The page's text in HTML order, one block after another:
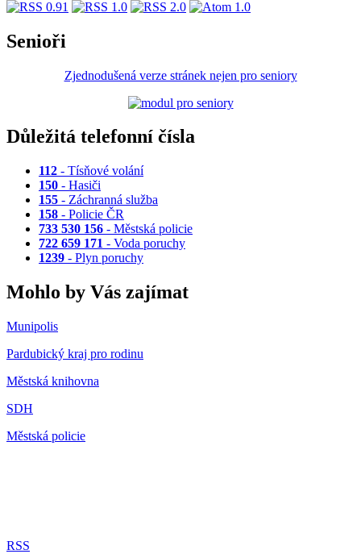
Senioři
Zjednodušená verze stránek nejen pro seniory
Důležitá telefonní čísla
112 - Tísňové volání
150 - Hasiči
155 - Záchranná služba
158 - Policie ČR
733 530 156 - Městská policie
722 659 171 - Voda poruchy
1239 - Plyn poruchy
Mohlo by Vás zajímat
Munipolis
Pardubický kraj pro rodinu
Městská knihovna
SDH
Městská policie
RSS